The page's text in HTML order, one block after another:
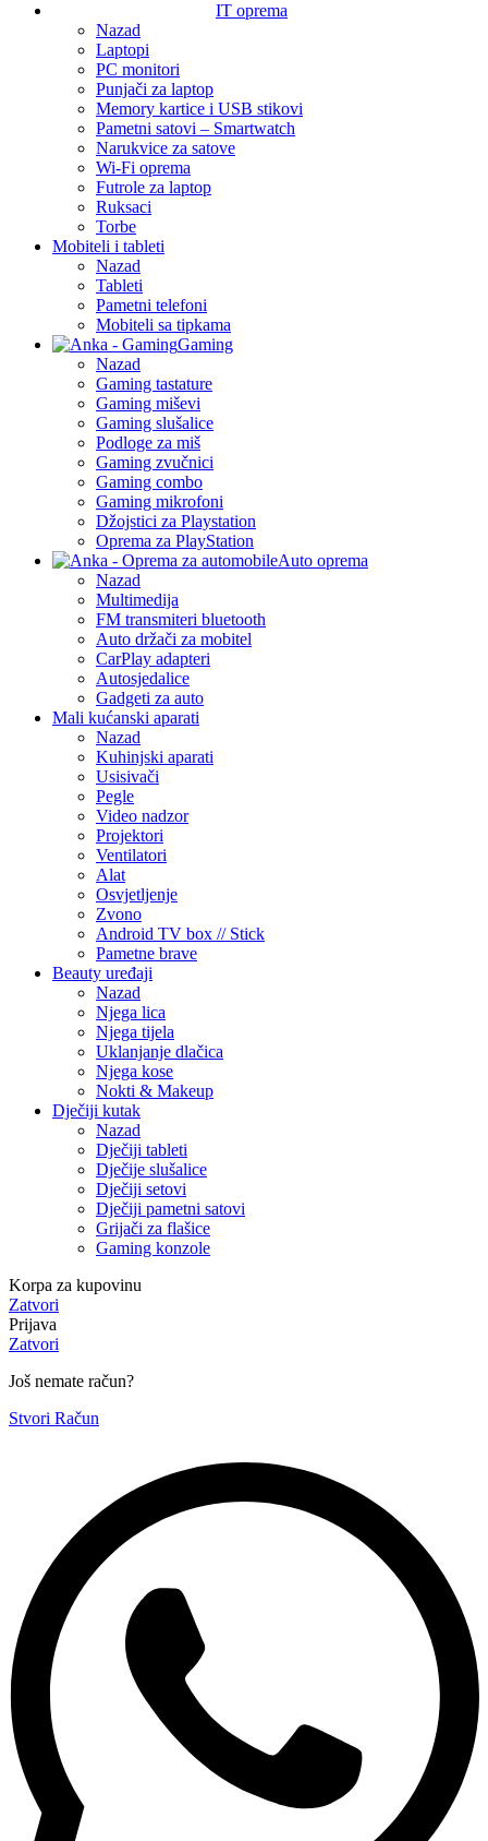
IT oprema
Nazad
Laptopi
PC monitori
Punjači za laptop
Memory kartice i USB stikovi
Pametni satovi – Smartwatch
Narukvice za satove
Wi-Fi oprema
Futrole za laptop
Ruksaci
Torbe
Mobiteli i tableti
Nazad
Tableti
Pametni telefoni
Mobiteli sa tipkama
Gaming
Nazad
Gaming tastature
Gaming miševi
Gaming slušalice
Podloge za miš
Gaming zvučnici
Gaming combo
Gaming mikrofoni
Džojstici za Playstation
Oprema za PlayStation
Auto oprema
Nazad
Multimedija
FM transmiteri bluetooth
Auto držači za mobitel
CarPlay adapteri
Autosjedalice
Gadgeti za auto
Mali kućanski aparati
Nazad
Kuhinjski aparati
Usisivači
Pegle
Video nadzor
Projektori
Ventilatori
Alat
Osvjetljenje
Zvono
Android TV box // Stick
Pametne brave
Beauty uređaji
Nazad
Njega lica
Njega tijela
Uklanjanje dlačica
Njega kose
Nokti & Makeup
Dječiji kutak
Nazad
Dječiji tableti
Dječije slušalice
Dječiji setovi
Dječiji pametni satovi
Grijači za flašice
Gaming konzole
Korpa za kupovinu
Zatvori
Prijava
Zatvori
Još nemate račun?
Stvori Račun